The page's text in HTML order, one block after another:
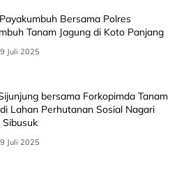
Bersama Polres
Tanam Jagung di Koto Panjang
9 Juli 2025
bersama Forkopimda Tanam
Lahan Perhutanan Sosial Nagari
Sibusuk
9 Juli 2025